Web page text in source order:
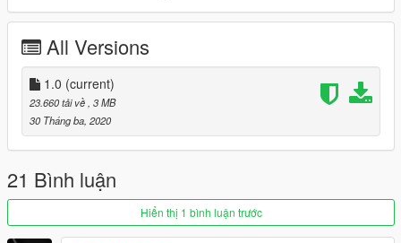
All Versions
1.0 (current)
23.660 tải về , 3 MB
30 Tháng ba, 2020
21 Bình luận
Hiển thị 1 bình luận trước